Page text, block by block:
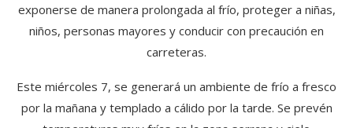
exponerse de manera prolongada al frío, proteger a niñas,
niños, personas mayores y conducir con precaución en
carreteras.
Este miércoles 7, se generará un ambiente de frío a fresco
por la mañana y templado a cálido por la tarde. Se prevén